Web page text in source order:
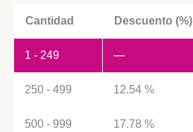
Cantidad Descuento (%)
1 - 249 —
250 - 499 12.54 %
500 - 999 17.78 %